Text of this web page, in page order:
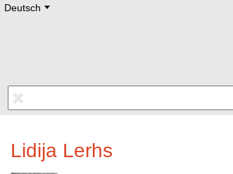
Deutsch E
Deutsch
Polski
Hebrew
Lidija Lerhs